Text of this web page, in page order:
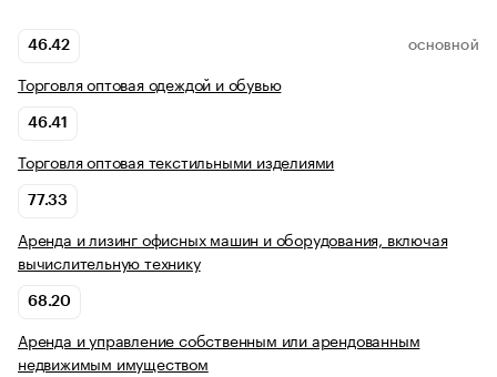
46.42 ОСНОВНОЙ
Торговля оптовая одеждой и обувью
46.41
Торговля оптовая текстильными изделиями
77.33
Аренда и лизинг офисных машин и оборудования, включая
вычислительную технику
68.20
Аренда и управление собственным или арендованным
недвижимым имуществом